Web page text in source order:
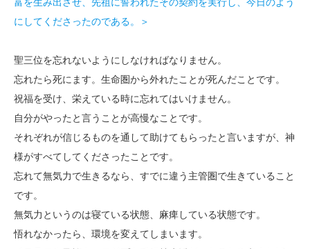
にしてくださったのである。＞
聖三位を忘れないようにしなければなりません。
忘れたら死にます。生命圏から外れたことが死んだことです。
祝福を受け、栄えている時に忘れてはいけません。
自分がやったと言うことが高慢なことです。
それぞれが信じるものを通して助けてもらったと言いますが、神
様がすべてしてくださったことです。
忘れて無気力で生きるなら、すでに違う主管圏で生きていること
です。
無気力というのは寝ている状態、麻痺している状態です。
悟れなかったら、環境を変えてしまいます。